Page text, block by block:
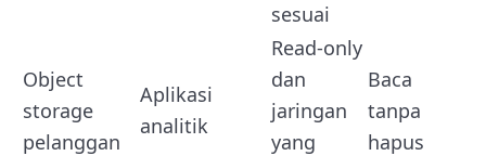
sesuai
Object
storage
pelanggan
Aplikasi
analitik
Read-only
dan
jaringan
yang
Baca
tanpa
hapus